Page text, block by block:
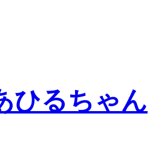
ひるちゃん